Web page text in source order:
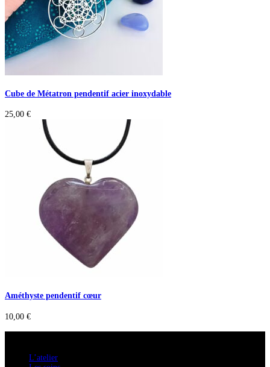
Cube de Métatron pendentif acier inoxydable
25,00 €
Améthyste pendentif cœur
10,00 €
L’atelier